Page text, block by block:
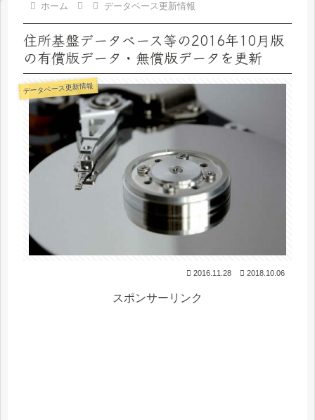
ホーム データベース更新情報
住所基盤データベース等の2016年10月版
の有償版データ・無償版データを更新
データベース更新情報
2016.11.28 2018.10.06
スポンサーリンク